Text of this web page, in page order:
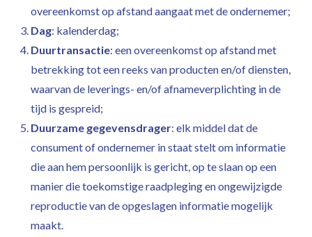
overeenkomst op afstand aangaat met de ondernemer;
Dag: kalenderdag;
Duurtransactie: een overeenkomst op afstand met
betrekking tot een reeks van producten en/of diensten,
waarvan de leverings- en/of afnameverplichting in de
tijd is gespreid;
Duurzame gegevensdrager: elk middel dat de
consument of ondernemer in staat stelt om informatie
die aan hem persoonlijk is gericht, op te slaan op een
manier die toekomstige raadpleging en ongewijzigde
reproductie van de opgeslagen informatie mogelijk
maakt.